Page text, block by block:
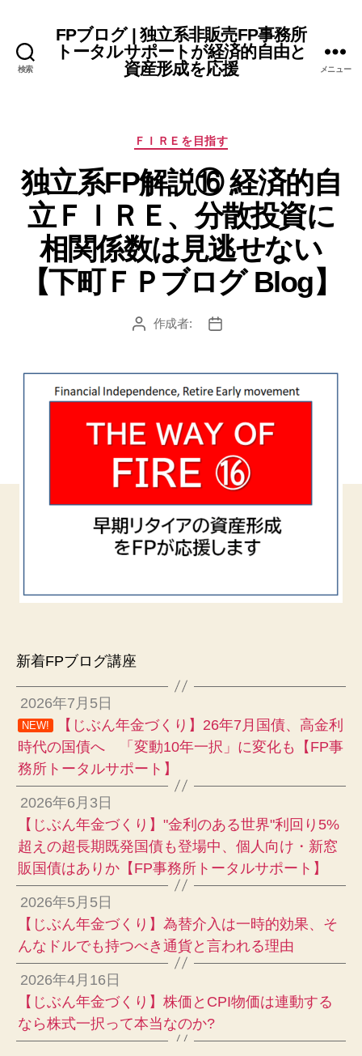
検索
FPブログ | 独立系非販売FP事務所
トータルサポートが経済的自由と
資産形成を応援
メニュー
カ
ゴ
リ
ＦＩＲＥを目指す
独立系FP解説⑯ 経済的自
立ＦＩＲＥ、分散投資に
相関係数は見逃せない
【下町ＦＰブログ Blog】
投 作成者:
投
新着FPブログ講座
2026年7月5日
NEW!
【じぶん年金づくり】26年7月国債、高金利
時代の国債へ 「変動10年一択」に変化も【FP事
務所トータルサポート】
2026年6月3日
【じぶん年金づくり】"金利のある世界"利回り5%
超えの超長期既発国債も登場中、個人向け・新窓
販国債はありか【FP事務所トータルサポート】
2026年5月5日
【じぶん年金づくり】為替介入は一時的効果、そ
んなドルでも持つべき通貨と言われる理由
2026年4月16日
【じぶん年金づくり】株価とCPI物価は連動する
なら株式一択って本当なのか?